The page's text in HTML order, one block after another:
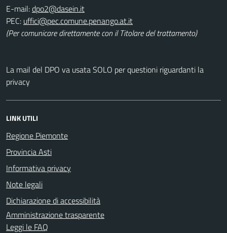
E-mail:
PEC:
(Per comunicare direttamente con il Titolare del trattamento)
La mail del DPO va usata SOLO per questioni riguardanti la
privacy
LINK UTILI
Regione Piemonte
Provincia Asti
Informativa privacy
Note legali
Dichiarazione di accessibilità
Amministrazione trasparente
Leggi le FAQ